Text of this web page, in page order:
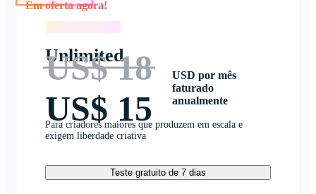
Unlimited
US$ 18
US$ 15
USD por mês
faturado
anualmente
Para criadores maiores que produzem em escala e
exigem liberdade criativa
Teste gratuito de 7 dias